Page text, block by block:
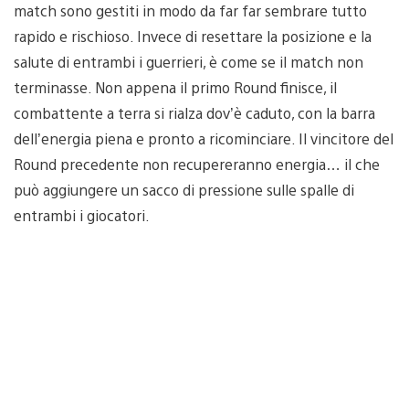
match sono gestiti in modo da far far sembrare tutto
rapido e rischioso. Invece di resettare la posizione e la
salute di entrambi i guerrieri, è come se il match non
terminasse. Non appena il primo Round finisce, il
combattente a terra si rialza dov’è caduto, con la barra
dell’energia piena e pronto a ricominciare. Il vincitore del
Round precedente non recupereranno energia… il che
può aggiungere un sacco di pressione sulle spalle di
entrambi i giocatori.